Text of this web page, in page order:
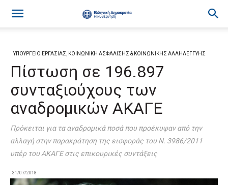
ΥΠΟΥΡΓΕΙΟ ΕΡΓΑΣΙΑΣ, ΚΟΙΝΩΝΙΚΗ ΑΣΦΑΛΙΣΗΣ & ΚΟΙΝΩΝΙΚΗΣ ΑΛΛΗΛΕΓΓΥΗΣ
Πίστωση σε 196.897
συνταξιούχους των
αναδρομικών ΑΚΑΓΕ
Πρόκειται για τα αναδρομικά ποσά που προέκυψαν από την
αλλαγή στην παρακράτηση της εισφοράς του Ν. 3986/2011
υπέρ του ΑΚΑΓΕ στις επικουρικές συντάξεις
31/07/2018